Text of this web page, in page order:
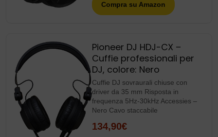
Compra su Amazon
Pioneer DJ HDJ-CX –
Cuffie professionali per
DJ, colore: Nero
Cuffie DJ sovraurali chiuse con
driver da 35 mm Risposta in
frequenza 5Hz-30kHz Accessies –
Nero Cavo staccabile
134,90€